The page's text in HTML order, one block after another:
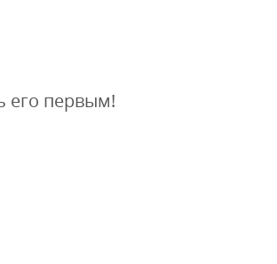
его первым!